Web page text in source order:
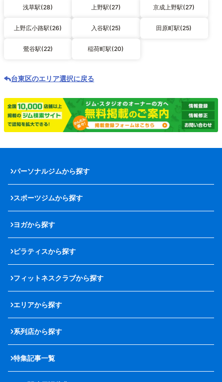
浅草駅(28) 上野駅(27) 京成上野駅(27)
上野広小路駅(26) 入谷駅(25) 田原町駅(25)
鶯谷駅(22) 稲荷町駅(20)
台東区のエリア選択に戻る
パーソナルジムから探す
スポーツジムから探す
ヨガから探す
ピラティスから探す
フィットネスクラブから探す
エリアから探す
系列店から探す
特集記事一覧